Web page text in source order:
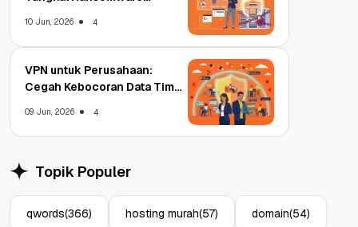
10 Jun, 2026 4
VPN untuk Perusahaan:
Cegah Kebocoran Data Tim
09 Jun, 2026 4
Topik Populer
qwords(366) hosting murah(57) domain(54)